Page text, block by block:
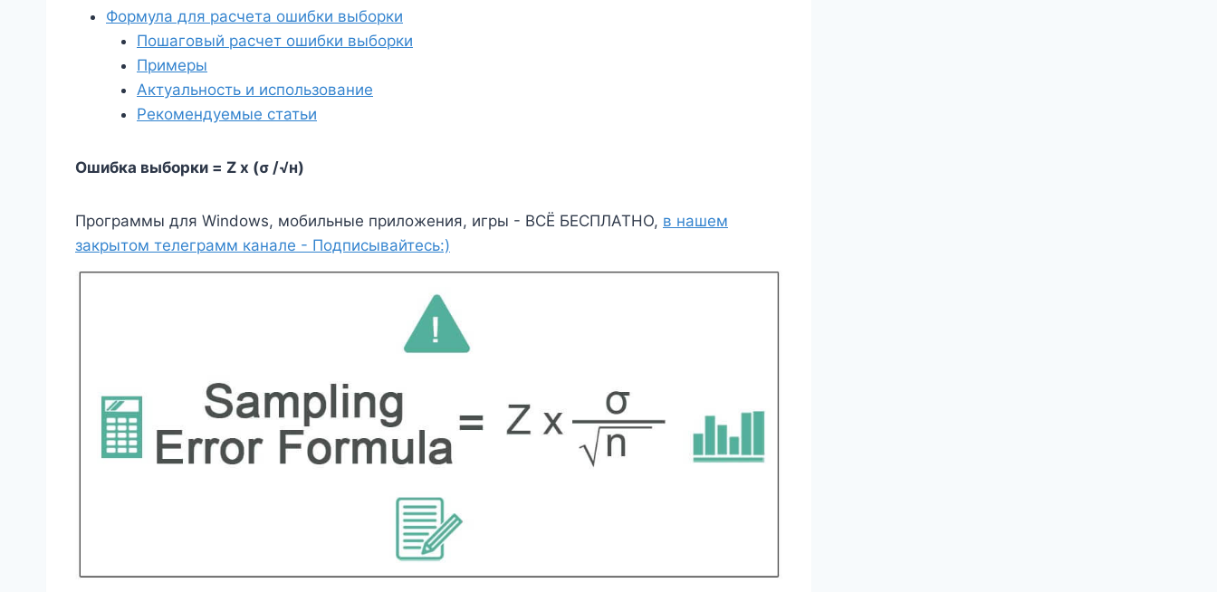
Формула для расчета ошибки выборки
Пошаговый расчет ошибки выборки
Примеры
Актуальность и использование
Рекомендуемые статьи
Ошибка выборки = Z x (σ /√н)
Программы для Windows, мобильные приложения, игры - ВСЁ БЕСПЛАТНО, в нашем
закрытом телеграмм канале - Подписывайтесь:)